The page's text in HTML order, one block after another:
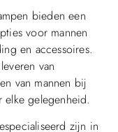
bieden een
voor mannen
en accessoires.
van
van mannen bij
gelegenheid.
zijn in